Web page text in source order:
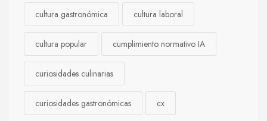
cultura gastronómica cultura laboral
cultura popular cumplimiento normativo IA
curiosidades culinarias
curiosidades gastronómicas cx